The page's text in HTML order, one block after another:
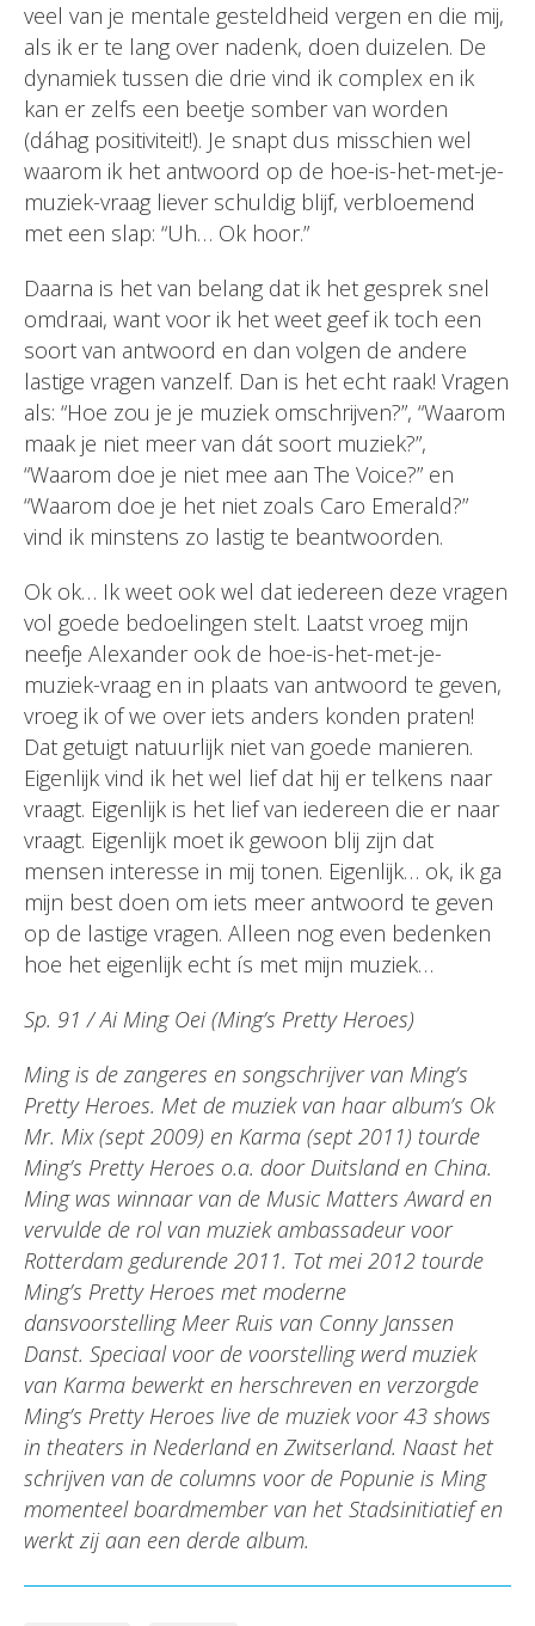
veel van je mentale gesteldheid vergen en die mij,
als ik er te lang over nadenk, doen duizelen. De
dynamiek tussen die drie vind ik complex en ik
kan er zelfs een beetje somber van worden
(dáhag positiviteit!). Je snapt dus misschien wel
waarom ik het antwoord op de hoe-is-het-met-je-
muziek-vraag liever schuldig blijf, verbloemend
met een slap: “Uh… Ok hoor.”
Daarna is het van belang dat ik het gesprek snel
omdraai, want voor ik het weet geef ik toch een
soort van antwoord en dan volgen de andere
lastige vragen vanzelf. Dan is het echt raak! Vragen
als: “Hoe zou je je muziek omschrijven?”, “Waarom
maak je niet meer van dát soort muziek?”,
“Waarom doe je niet mee aan The Voice?” en
“Waarom doe je het niet zoals Caro Emerald?”
vind ik minstens zo lastig te beantwoorden.
Ok ok… Ik weet ook wel dat iedereen deze vragen
vol goede bedoelingen stelt. Laatst vroeg mijn
neefje Alexander ook de hoe-is-het-met-je-
muziek-vraag en in plaats van antwoord te geven,
vroeg ik of we over iets anders konden praten!
Dat getuigt natuurlijk niet van goede manieren.
Eigenlijk vind ik het wel lief dat hij er telkens naar
vraagt. Eigenlijk is het lief van iedereen die er naar
vraagt. Eigenlijk moet ik gewoon blij zijn dat
mensen interesse in mij tonen. Eigenlijk… ok, ik ga
mijn best doen om iets meer antwoord te geven
op de lastige vragen. Alleen nog even bedenken
hoe het eigenlijk echt ís met mijn muziek…
Sp. 91 / Ai Ming Oei (Ming’s Pretty Heroes)
Ming is de zangeres en songschrijver van Ming’s
Pretty Heroes. Met de muziek van haar album’s Ok
Mr. Mix (sept 2009) en Karma (sept 2011) tourde
Ming’s Pretty Heroes o.a. door Duitsland en China.
Ming was winnaar van de Music Matters Award en
vervulde de rol van muziek ambassadeur voor
Rotterdam gedurende 2011. Tot mei 2012 tourde
Ming’s Pretty Heroes met moderne
dansvoorstelling Meer Ruis van Conny Janssen
Danst. Speciaal voor de voorstelling werd muziek
van Karma bewerkt en herschreven en verzorgde
Ming’s Pretty Heroes live de muziek voor 43 shows
in theaters in Nederland en Zwitserland. Naast het
schrijven van de columns voor de Popunie is Ming
momenteel boardmember van het Stadsinitiatief en
werkt zij aan een derde album.